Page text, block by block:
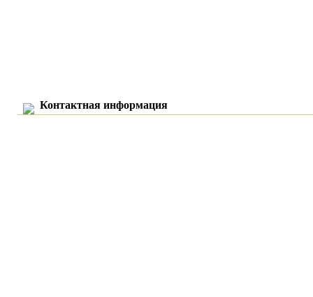
Контактная информация